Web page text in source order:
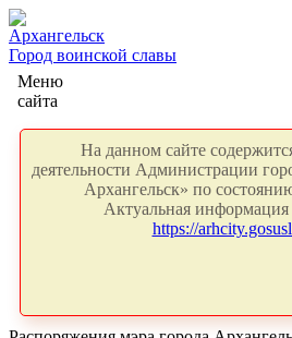
Архангельск
Город воинской славы
Меню
сайта
На данном сайте
деятельности Администрации
Архангельск» по
Актуальная информация
https://